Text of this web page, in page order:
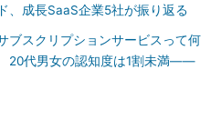
、成長SaaS企業5社が振り返る
ブスクリプションサービスって何
20代男女の認知度は1割未満――